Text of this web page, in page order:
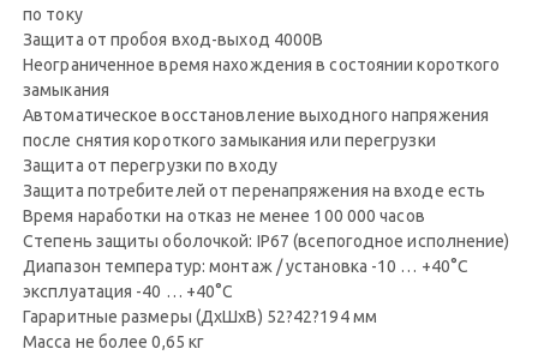
по току
Защита от пробоя вход-выход 4000В
Неограниченное время нахождения в состоянии короткого
замыкания
Автоматическое восстановление выходного напряжения
после снятия короткого замыкания или перегрузки
Защита от перегрузки по входу
Защита потребителей от перенапряжения на входе есть
Время наработки на отказ не менее 100 000 часов
Степень защиты оболочкой: IP67 (всепогодное исполнение)
Диапазон температур: монтаж / установка -10 … +40°С
эксплуатация -40 … +40°С
Гараритные размеры (ДхШхВ) 52?42?194 мм
Масса не более 0,65 кг